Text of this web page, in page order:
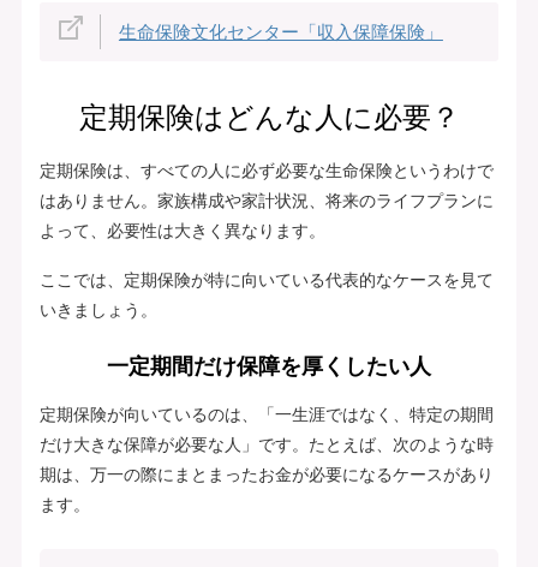
生命保険文化センター「収入保障保険」
定期保険はどんな人に必要？
定期保険は、すべての人に必ず必要な生命保険というわけで
はありません。家族構成や家計状況、将来のライフプランに
よって、必要性は大きく異なります。
ここでは、定期保険が特に向いている代表的なケースを見て
いきましょう。
一定期間だけ保障を厚くしたい人
定期保険が向いているのは、「一生涯ではなく、特定の期間
だけ大きな保障が必要な人」です。たとえば、次のような時
期は、万一の際にまとまったお金が必要になるケースがあり
ます。